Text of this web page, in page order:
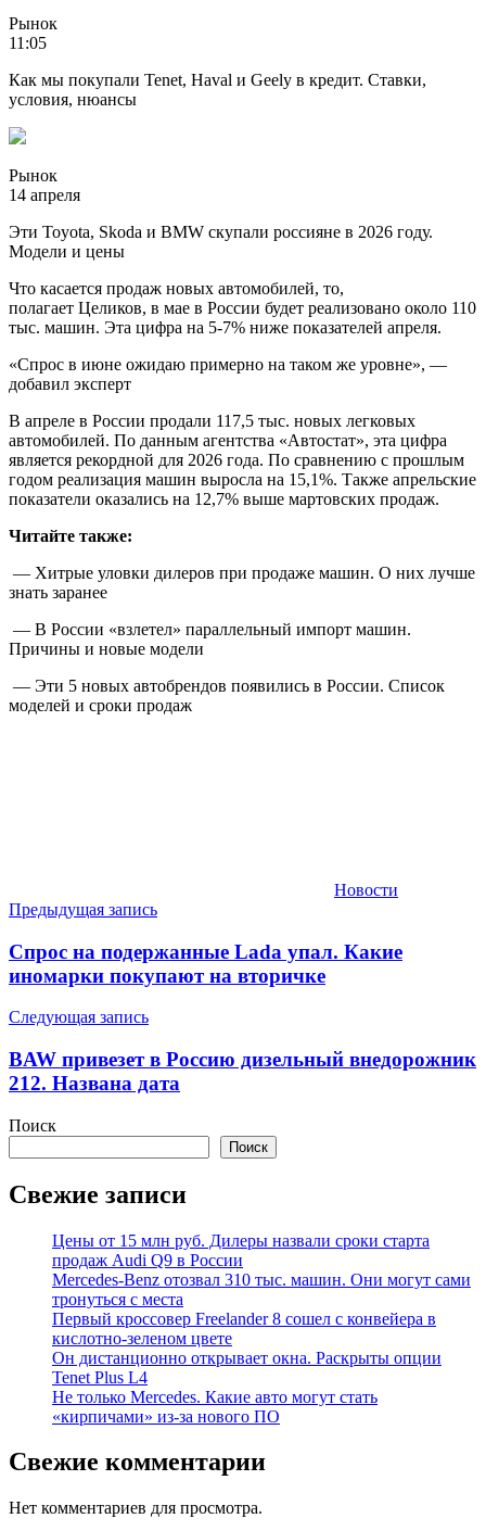
Рынок
11:05
Как мы покупали Tenet, Haval и Geely в кредит. Ставки,
условия, нюансы
Рынок
14 апреля
Эти Toyota, Skoda и BMW скупали россияне в 2026 году.
Модели и цены
Что касается продаж новых автомобилей, то,
полагает Целиков, в мае в России будет реализовано около 110
тыс. машин. Эта цифра на 5-7% ниже показателей апреля.
«Спрос в июне ожидаю примерно на таком же уровне», —
добавил эксперт
В апреле в России продали 117,5 тыс. новых легковых
автомобилей. По данным агентства «Автостат», эта цифра
является рекордной для 2026 года. По сравнению с прошлым
годом реализация машин выросла на 15,1%. Также апрельские
показатели оказались на 12,7% выше мартовских продаж.
Читайте также:
— Хитрые уловки дилеров при продаже машин. О них лучше
знать заранее
— В России «взлетел» параллельный импорт машин.
Причины и новые модели
— Эти 5 новых автобрендов появились в России. Список
моделей и сроки продаж
Новости
Навигация
по
записям
Предыдущая запись
Спрос на подержанные Lada упал. Какие
иномарки покупают на вторичке
Следующая запись
BAW привезет в Россию дизельный внедорожник
212. Названа дата
Поиск
Поиск
Свежие записи
Цены от 15 млн руб. Дилеры назвали сроки старта
продаж Audi Q9 в России
Mercedes-Benz отозвал 310 тыс. машин. Они могут сами
тронуться с места
Первый кроссовер Freelander 8 сошел с конвейера в
кислотно-зеленом цвете
Он дистанционно открывает окна. Раскрыты опции
Tenet Plus L4
Не только Mercedes. Какие авто могут стать
«кирпичами» из-за нового ПО
Свежие комментарии
Нет комментариев для просмотра.